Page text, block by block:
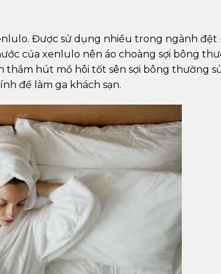
Được sử dụng nhiều trong ngành đệt
của xenlulo nên áo choàng sợi bông
thắm hút mồ hôi tốt sên sợi bông thường
để làm ga khách sạn.